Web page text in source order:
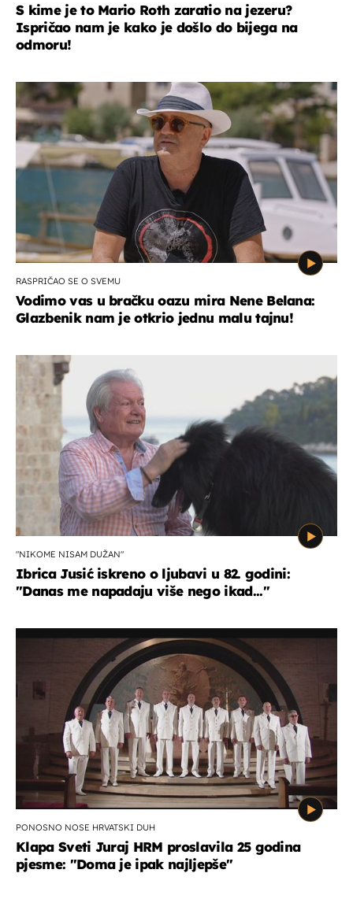
S kime je to Mario Roth zaratio na jezeru?
Ispričao nam je kako je došlo do bijega na
odmoru!
RASPRIČAO SE O SVEMU
Vodimo vas u bračku oazu mira Nene Belana:
Glazbenik nam je otkrio jednu malu tajnu!
"NIKOME NISAM DUŽAN"
Ibrica Jusić iskreno o ljubavi u 82. godini:
"Danas me napadaju više nego ikad..."
PONOSNO NOSE HRVATSKI DUH
Klapa Sveti Juraj HRM proslavila 25 godina
pjesme: "Doma je ipak najljepše"